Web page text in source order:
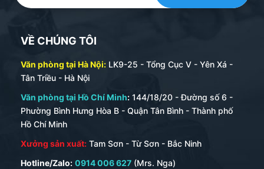
VỀ CHÚNG TÔI
Văn phòng tại Hà Nội: LK9-25 - Tổng Cục V - Yên Xá -
Tân Triều - Hà Nội
Văn phòng tại Hồ Chí Minh: 144/18/20 - Đường số 6 -
Phường Bình Hưng Hòa B - Quận Tân Bình - Thành phố
Hồ Chí Minh
Xưởng sản xuất: Tam Sơn - Từ Sơn - Bắc Ninh
Hotline/Zalo: 0914 006 627 (Mrs. Nga)